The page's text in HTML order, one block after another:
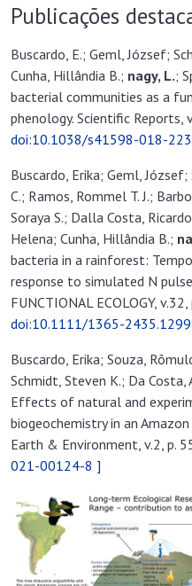
Publicações
Buscardo, E.; Geml, József;
Cunha, Hillândia B.; nagy, L.;
bacterial communities as a
phenology. Scientific Reports,
doi:10.1038/s41598-018-
Buscardo, Erika; Geml,
C.; Ramos, Rommel T. J.;
Soraya S.; Dalla Costa,
Helena; Cunha, Hillândia B.;
bacteria in a rainforest:
response to simulated N
FUNCTIONAL ECOLOGY,
doi:10.1111/1365-
Buscardo, Erika; Souza,
Schmidt, Steven K.; Da Costa,
Effects of natural and
biogeochemistry in an
Earth & Environment, v.2, p.
021-00124-8 ]